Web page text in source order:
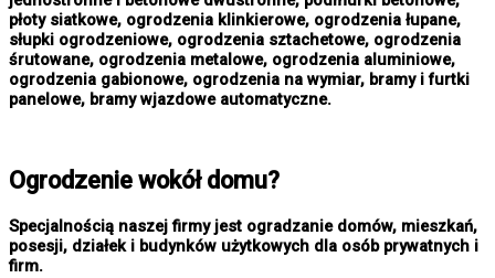
płoty siatkowe, ogrodzenia klinkierowe, ogrodzenia łupane,
słupki ogrodzeniowe, ogrodzenia sztachetowe, ogrodzenia
śrutowane, ogrodzenia metalowe, ogrodzenia aluminiowe,
ogrodzenia gabionowe, ogrodzenia na wymiar, bramy i furtki
panelowe, bramy wjazdowe automatyczne.
Ogrodzenie wokół domu?
Specjalnością naszej firmy jest ogradzanie domów, mieszkań,
posesji, działek i budynków użytkowych dla osób prywatnych i
firm.